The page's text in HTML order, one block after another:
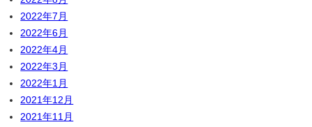
2022年7月
2022年6月
2022年4月
2022年3月
2022年1月
2021年12月
2021年11月